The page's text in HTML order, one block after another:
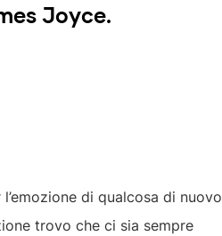
Joyce.
di qualcosa di nuovo
trovo che ci sia sempre